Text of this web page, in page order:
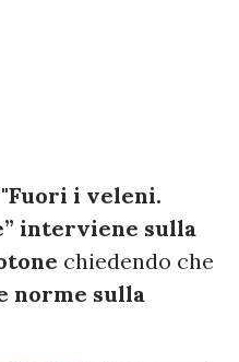
"Fuori i veleni.
interviene sulla
chiedendo che
norme sulla